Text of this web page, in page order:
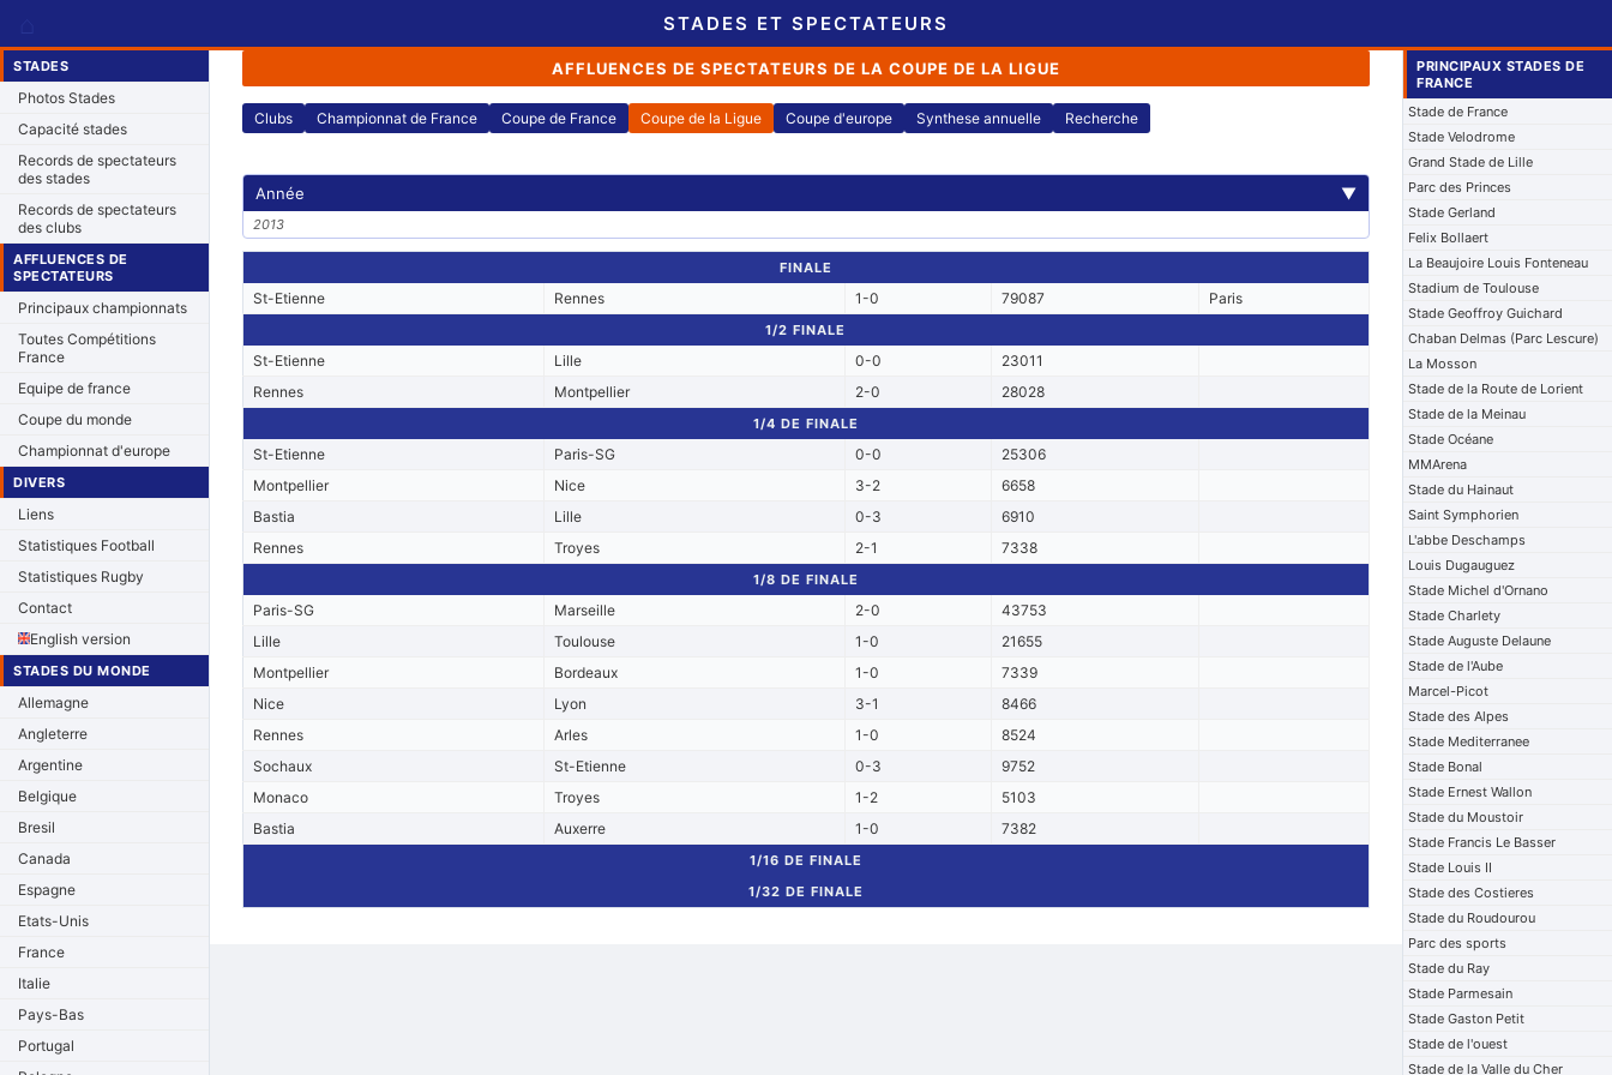
STADES ET SPECTATEURS
STADES
Photos Stades
Capacité stades
Records de spectateurs
des stades
Records de spectateurs
des clubs
AFFLUENCES DE
SPECTATEURS
Principaux championnats
Toutes Compétitions
France
Equipe de france
Coupe du monde
Championnat d'europe
DIVERS
Liens
Statistiques Football
Statistiques Rugby
Contact
English version
STADES DU MONDE
Allemagne
Angleterre
Argentine
Belgique
Bresil
Canada
Espagne
Etats-Unis
France
Italie
Pays-Bas
Portugal
AFFLUENCES DE SPECTATEURS DE LA COUPE DE LA LIGUE
Clubs Championnat de France Coupe de France Coupe de la Ligue Coupe d'europe Synthese annuelle Recherche
Année ▼
2013
FINALE
St-Etienne Rennes 1-0 79087 Paris
1/2 FINALE
St-Etienne Lille 0-0
23011
Rennes
Montpellier 2-0 28028
1/4 DE FINALE
St-Etienne Paris-SG 0-0
25306
Montpellier
Nice 3-2
6658
Bastia
Lille 0-3
6910
Rennes
Troyes 2-1 7338
1/8 DE FINALE
Paris-SG Marseille 2-0
43753
Lille
Toulouse 1-0
21655
Montpellier
Bordeaux 1-0
7339
Nice
Lyon 3-1
8466
Rennes
Arles 1-0
8524
Sochaux
St-Etienne 0-3
9752
Monaco
Troyes 1-2
5103
Bastia
Auxerre 1-0 7382
1/16 DE FINALE
1/32 DE FINALE
PRINCIPAUX STADES DE
FRANCE
Stade de France
Stade Velodrome
Grand Stade de Lille
Parc des Princes
Stade Gerland
Felix Bollaert
La Beaujoire Louis Fonteneau
Stadium de Toulouse
Stade Geoffroy Guichard
Chaban Delmas (Parc Lescure)
La Mosson
Stade de la Route de Lorient
Stade de la Meinau
Stade Océane
MMArena
Stade du Hainaut
Saint Symphorien
L'abbe Deschamps
Louis Dugauguez
Stade Michel d'Ornano
Stade Charlety
Stade Auguste Delaune
Stade de l'Aube
Marcel-Picot
Stade des Alpes
Stade Mediterranee
Stade Bonal
Stade Ernest Wallon
Stade du Moustoir
Stade Francis Le Basser
Stade Louis II
Stade des Costieres
Stade du Roudourou
Parc des sports
Stade du Ray
Stade Parmesain
Stade Gaston Petit
Stade de l'ouest
Stade de la Valle du Cher